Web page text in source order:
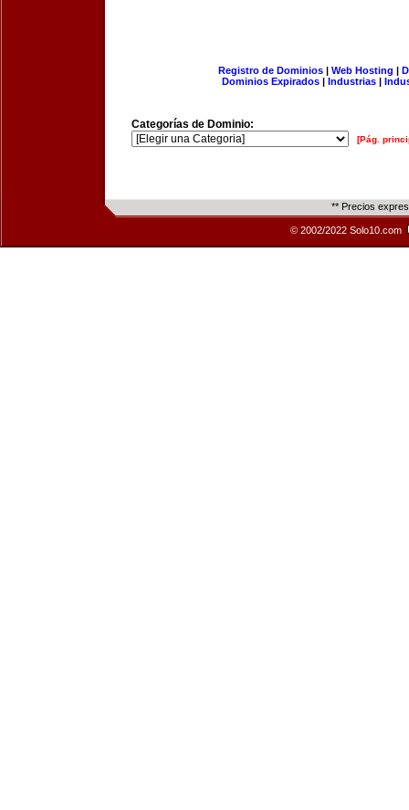
Registro de Dominios| Web Hosting |
Dominios Expirados | Industrias |
Categorías de Dominio:
[Pág.
** Precios
© 2002/2022 Solo10.com